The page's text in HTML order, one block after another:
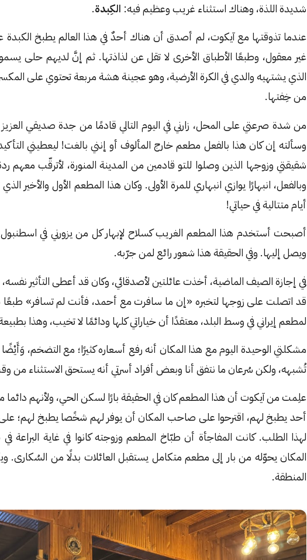
شديدة اللذة، وهناك استثناء غريب وعظيم فيه: الكِبدة.
عندما تذوقتها مع آيكوت، لم أصدق أن هناك أحدٌ في هذا العالم يطبخ
غير معقول، وطبعًا الأطباق الأخرى لا تقل عن لذاذتها. ثم إنَّ لديهم حلى
الذي يشتهيه والدي في الكرة الأرضية، وهو عجينة هشة مربعة تحتوي على
من خِفتها.
من شدة صرعتي على المحل، زارني في اليوم التالي قادمًا من جدة صديقي
وسألته إن كان هذا بالفعل مطعم خارج المألوف أو إنني بالغت! ليعطيني
شقيقتي وزوجها الذين وصلوا للتو قادمين من المدينة المنورة، لأترقّب معهم
وبالفعل، انبهارًا يوازي انبهاري للمرة الأولى. وكان هذا المطعم الأول والأخير
أيام متتالية في حياتي!
أصبحت أستخدم هذا المطعم الغريب كسلاح لإبهار كل من يزورني في اسطنبول،
ويصل إليها. وفي الحقيقة هذا شعور رائع لمن جرّبه.
في إجازة الصيف الماضية، أخذت عائلتين لأصدقائي، وكان قد أعطى التأثير
قد اتصلت على زوجها لتخبره «إن ما سافرت مع أحمد، فأنت لم تسافر» طبعًا
لمطعم إيراني في وسط البلد، معتقدًا أن خياراتي كلها ودائمًا لا تخيب، وهذا
مشكلتي الوحيدة اليوم مع هذا المكان أنه رفع أسعاره كثيرًا؛ مع التضخم، وَأَيْضًا
تُشبهه، ولكن سُرعان ما نتفق أنا وبعض أفراد أسرتي أنه يستحق الاستثناء من
علِمت من آيكوت أن هذا المطعم كان في الحقيقة بارًا لسكن الحي، ولأنهم دائما
أحد يطبخ لهم، اقترحوا على صاحب المكان أن يوفر لهم شخًصا يطبخ لهم؛
لهذا الطلب. كانت المفاجأة أن طبّاخ المطعم وزوجته كانوا في غاية
المكان يحوّله من بار إلى مطعم متكامل يستقبل العائلات بدلًا من السُكارى.
المنطقة.